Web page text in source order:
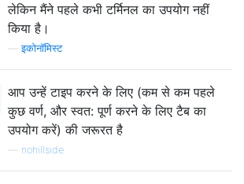
लेकिन मैंने पहले कभी टर्मिनल का उपयोग नहीं
किया है।
—इकोनॉमिस्ट
आप उन्हें टाइप करने के लिए (कम से कम पहले
कुछ वर्ण, और स्वत: पूर्ण करने के लिए टैब का
उपयोग करें) की जरूरत है
nohillside